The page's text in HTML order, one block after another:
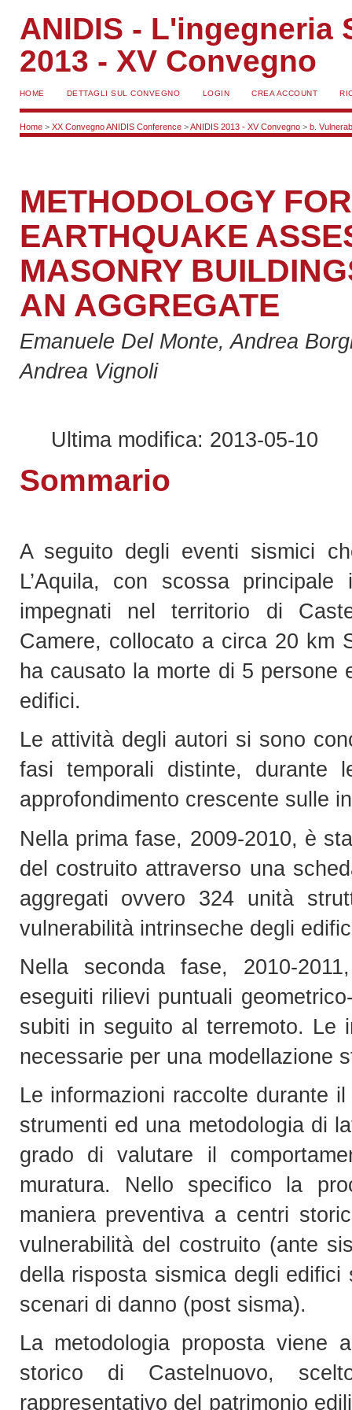
ANIDIS - L'ingegneria
2013 - XV Convegno
HOME DETTAGLI SUL CONVEGNO LOGIN CREA ACCOUNT
Home> XX Convegno ANIDIS Conference>ANIDIS 2013 - XV Convegno> b.
METHODOLOGY
EARTHQUAKE
MASONRY
AN AGGREGATE
Emanuele Del Monte, Andrea
Andrea Vignoli
Ultima modifica: 2013-05-10
Sommario
A seguito degli eventi sismici
L’Aquila, con scossa
impegnati nel territorio di
Camere, collocato a circa 20 km
ha causato la morte di 5 persone
edifici.
Le attività degli autori si sono
fasi temporali distinte, durante
approfondimento crescente sulle
Nella prima fase, 2009-2010, è
del costruito attraverso una
aggregati ovvero 324 unità
vulnerabilità intrinseche degli
Nella seconda fase, 2010-
eseguiti rilievi puntuali
subiti in seguito al terremoto. Le
necessarie per una modellazione
Le informazioni raccolte durante
strumenti ed una metodologia di
grado di valutare il
muratura. Nello specifico la
maniera preventiva a centri
vulnerabilità del costruito (ante
della risposta sismica degli
scenari di danno (post sisma).
La metodologia proposta viene
storico di Castelnuovo,
rappresentativo del patrimonio